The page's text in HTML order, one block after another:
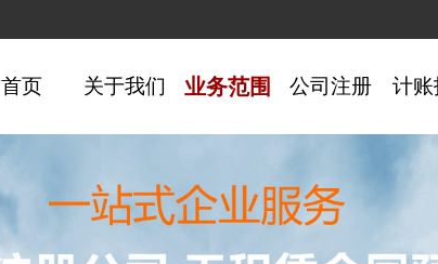
首页 关于我们 业务范围 公司注册 计